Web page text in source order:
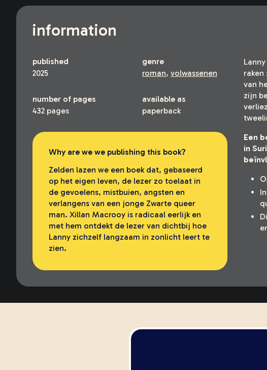
information
published
2025
genre
roman, volwassenen
number of pages
432 pages
available as
paperback
Why are we we publishing this book?
Zelden lazen we een boek dat, gebaseerd
op het eigen leven, de lezer zo toelaat in
de gevoelens, mistbuien, angsten en
verlangens van een jonge Zwarte queer
man. Xillan Macrooy is radicaal eerlijk en
met hem ontdekt de lezer van dichtbij hoe
Lanny zichzelf langzaam in zonlicht leert te
zien.
raken
van
zijn
Een
in